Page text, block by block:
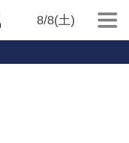
8/8(土)